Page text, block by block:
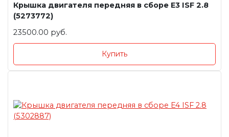
Крышка двигателя передняя в сборе E3 ISF 2.8
(5273772)
23500.00 руб.
Купить